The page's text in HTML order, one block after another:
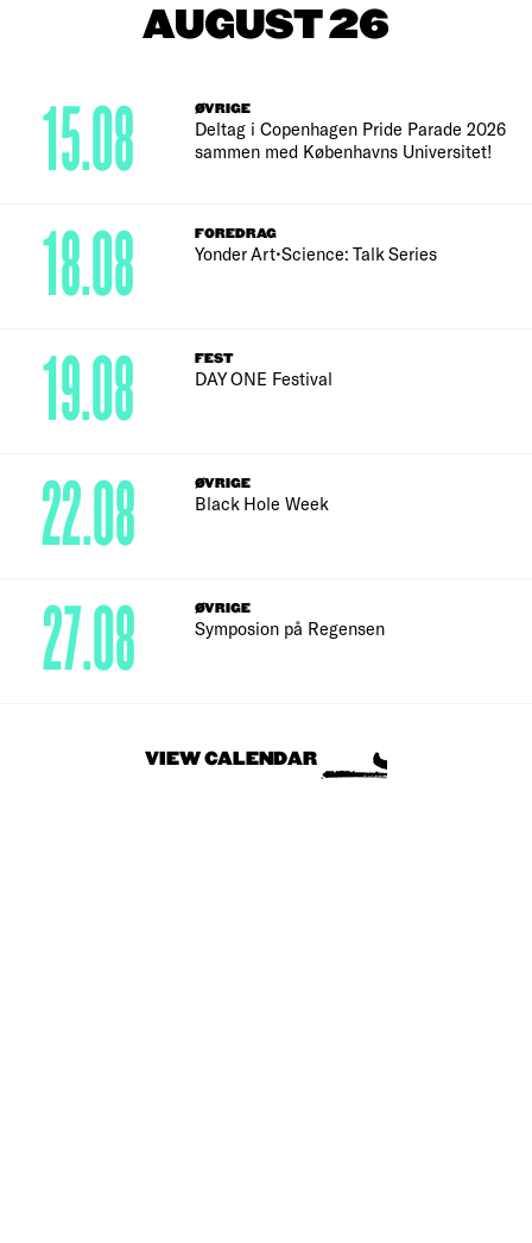
AUGUST 26
ØVRIGE
Deltag i Copenhagen Pride Parade 2026
sammen med Københavns Universitet!
15.08
FOREDRAG
Yonder Art•Science: Talk Series
18.08
FEST
DAY ONE Festival
19.08
ØVRIGE
Black Hole Week
22.08
ØVRIGE
Symposion på Regensen
27.08
VIEW CALENDAR